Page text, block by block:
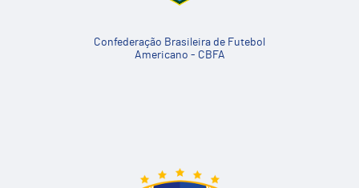
Confederação Brasileira de Futebol
Americano - CBFA